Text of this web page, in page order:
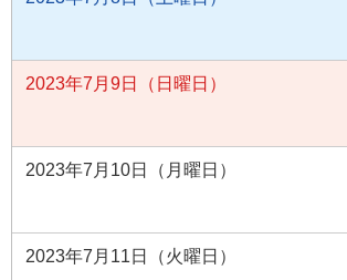
2023年7月9日（日曜日）
2023年7月10日（月曜日）
2023年7月11日（火曜日）